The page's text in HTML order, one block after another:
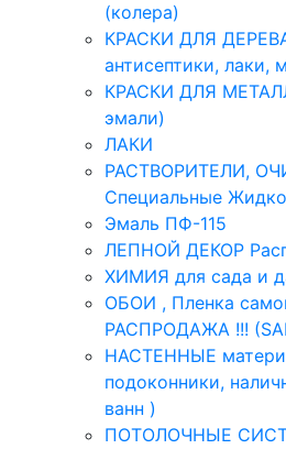
(колера)
КРАСКИ ДЛЯ
антисептики, лаки,
КРАСКИ ДЛЯ
эмали)
ЛАКИ
РАСТВОРИТЕЛИ,
Специальные
Эмаль ПФ-115
ЛЕПНОЙ ДЕКОР
ХИМИЯ для сада и
ОБОИ , Пленка
РАСПРОДАЖА !!!
НАСТЕННЫЕ
подоконники,
ванн )
ПОТОЛОЧНЫЕ